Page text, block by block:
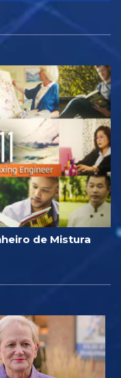
de Mistura